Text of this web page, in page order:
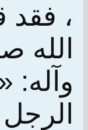
،
الله
وآله: